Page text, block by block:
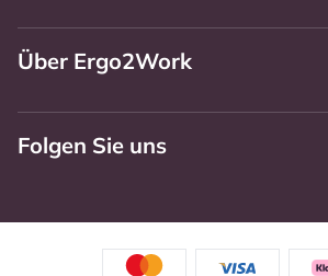
Über Ergo2Work
Folgen Sie uns